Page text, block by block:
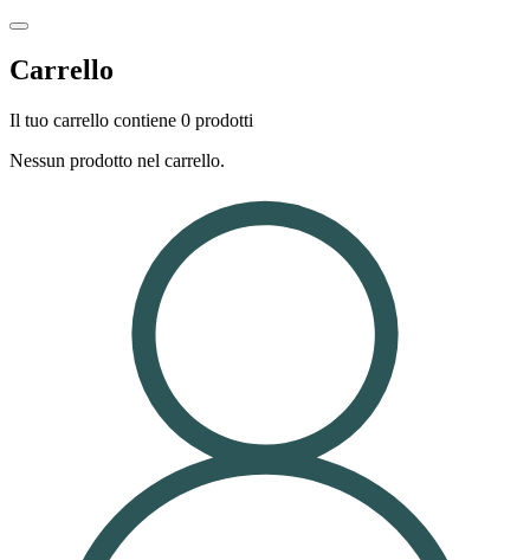
Carrello
Il tuo carrello contiene 0 prodotti
Nessun prodotto nel carrello.